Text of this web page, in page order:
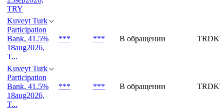
TRY
Kuveyt Turk
Participation
Bank, 41.5%
18aug2026,
T...
*** *** В обращении
Kuveyt Turk
Participation
Bank, 41.5%
18aug2026,
T...
*** *** В обращении